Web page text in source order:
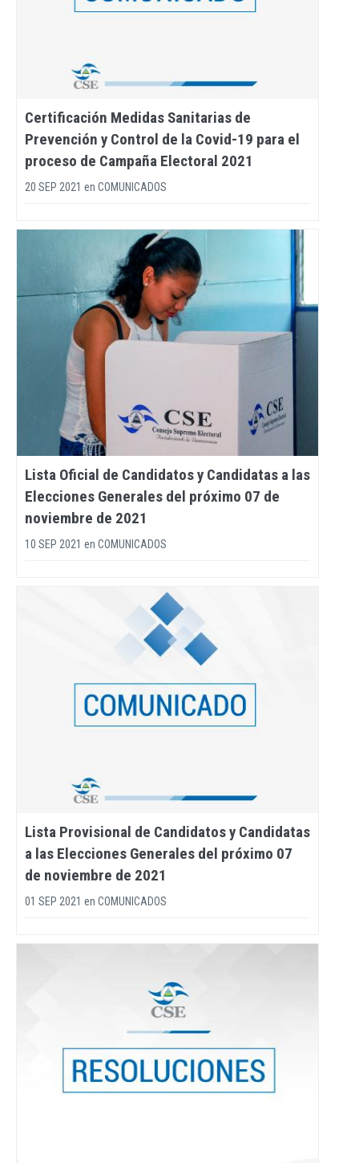
Certificación Medidas Sanitarias de
Prevención y Control de la Covid-19 para el
proceso de Campaña Electoral 2021
20 SEP 2021 en COMUNICADOS
Lista Oficial de Candidatos y Candidatas a las
Elecciones Generales del próximo 07 de
noviembre de 2021
10 SEP 2021 en COMUNICADOS
Lista Provisional de Candidatos y Candidatas
a las Elecciones Generales del próximo 07
de noviembre de 2021
01 SEP 2021 en COMUNICADOS